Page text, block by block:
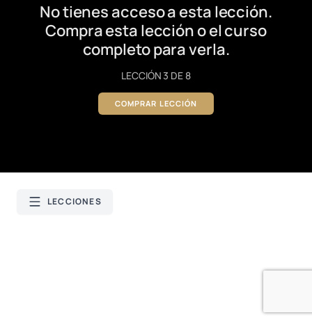
No tienes acceso a esta lección.
Compra esta lección o el curso
completo para verla.
LECCIÓN 3 DE 8
COMPRAR LECCIÓN
LECCIONES